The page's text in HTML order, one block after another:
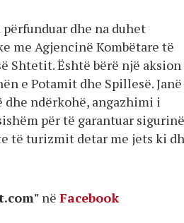
dhe na duhet
me Agjencinë Kombëtare të
Shtetit. Është bërë një aksion
e Potamit dhe Spillesë. Janë
dhe ndërkohë, angazhimi i
për të garantuar
të turizmit detar me jets ki
në Facebook